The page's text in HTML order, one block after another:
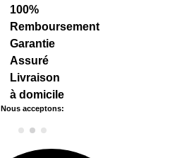
100%
Remboursement
Garantie
Assuré
Livraison
à domicile
Nous acceptons: